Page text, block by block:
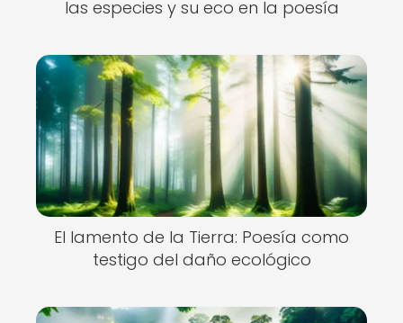
las especies y su eco en la poesía
El lamento de la Tierra: Poesía como
testigo del daño ecológico